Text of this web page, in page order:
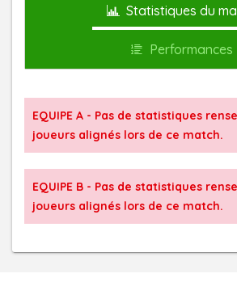
Statistiques du
Performances
EQUIPE A - Pas de statistiques
joueurs alignés lors de ce match.
EQUIPE B - Pas de statistiques
joueurs alignés lors de ce match.